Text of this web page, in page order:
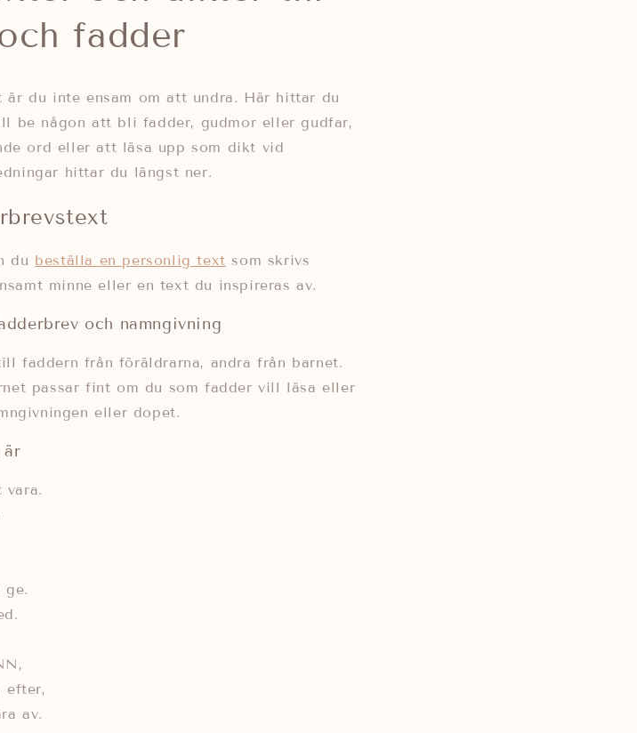
fadder
är du inte ensam om att undra. Här hittar du
be någon att bli fadder, gudmor eller gudfar,
ord eller att läsa upp som dikt vid
hittar du längst ner.
du beställa en personlig text som skrivs
minne eller en text du inspireras av.
och namngivning
faddern från föräldrarna, andra från barnet.
passar fint om du som fadder vill läsa eller
eller dopet.
är
efter,
av.